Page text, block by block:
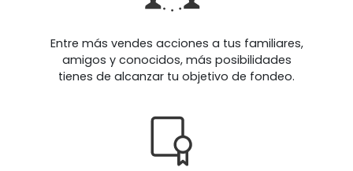
Entre más vendes acciones a tus familiares,
amigos y conocidos, más posibilidades
tienes de alcanzar tu objetivo de fondeo.